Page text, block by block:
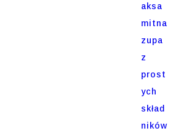
aksa
mitna
zupa
z
prost
ych
skład
ników